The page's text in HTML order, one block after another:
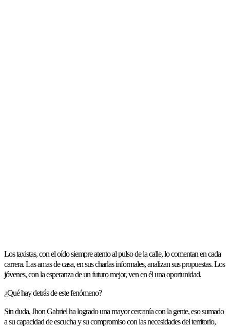
Los taxistas, con el oído siempre atento al pulso de la calle, lo comentan en cada
carrera. Las amas de casa, en sus charlas informales, analizan sus propuestas. Los
jóvenes, con la esperanza de un futuro mejor, ven en él una oportunidad.
¿Qué hay detrás de este fenómeno?
Sin duda, Jhon Gabriel ha logrado una mayor cercanía con la gente, eso sumado
a su capacidad de escucha y su compromiso con las necesidades del territorio,